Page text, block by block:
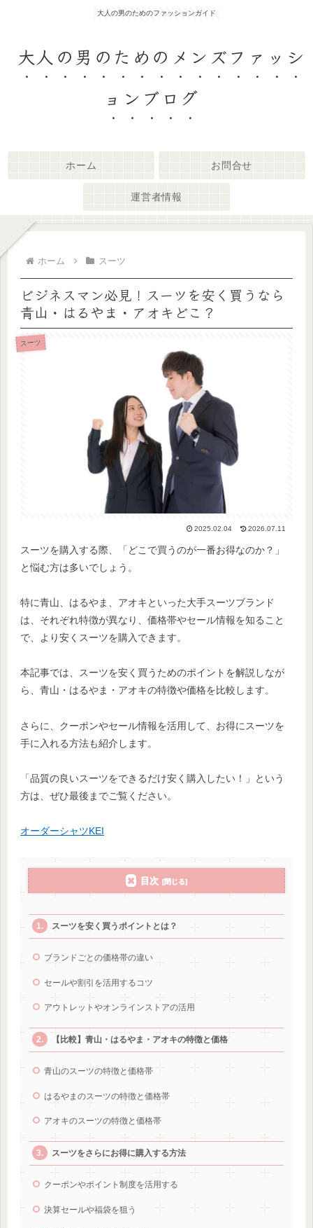
大人の男のためのファッションガイド
大人の男のためのメンズファッシ
ョンブログ
ホーム お問合せ
運営者情報
ホーム スーツ
ビジネスマン必見！スーツを安く買うなら
青山・はるやま・アオキどこ？
スーツ
2025.02.04 2026.07.11
スーツを購入する際、「どこで買うのが一番お得なのか？」
と悩む方は多いでしょう。
特に青山、はるやま、アオキといった大手スーツブランド
は、それぞれ特徴が異なり、価格帯やセール情報を知ること
で、より安くスーツを購入できます。
本記事では、スーツを安く買うためのポイントを解説しなが
ら、青山・はるやま・アオキの特徴や価格を比較します。
さらに、クーポンやセール情報を活用して、お得にスーツを
手に入れる方法も紹介します。
「品質の良いスーツをできるだけ安く購入したい！」という
方は、ぜひ最後までご覧ください。
オーダーシャツKEI
目次
スーツを安く買うポイントとは？
ブランドごとの価格帯の違い
セールや割引を活用するコツ
アウトレットやオンラインストアの活用
【比較】青山・はるやま・アオキの特徴と価格
青山のスーツの特徴と価格帯
はるやまのスーツの特徴と価格帯
アオキのスーツの特徴と価格帯
スーツをさらにお得に購入する方法
クーポンやポイント制度を活用する
決算セールや福袋を狙う